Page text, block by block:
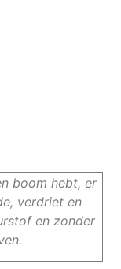
boom hebt, er
verdriet en
en zonder